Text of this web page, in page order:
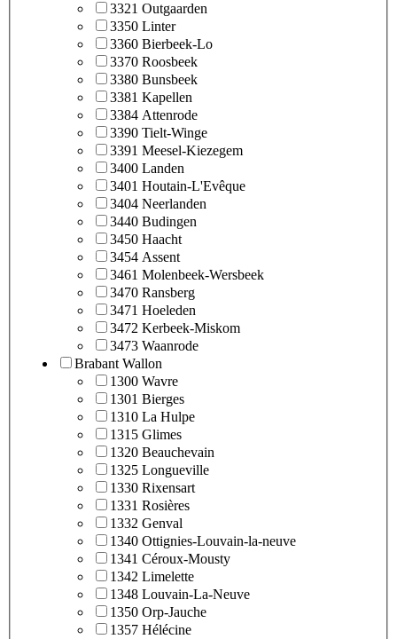
3321 Outgaarden
3350 Linter
3360 Bierbeek-Lo
3370 Roosbeek
3380 Bunsbeek
3381 Kapellen
3384 Attenrode
3390 Tielt-Winge
3391 Meesel-Kiezegem
3400 Landen
3401 Houtain-L'Evêque
3404 Neerlanden
3440 Budingen
3450 Haacht
3454 Assent
3461 Molenbeek-Wersbeek
3470 Ransberg
3471 Hoeleden
3472 Kerbeek-Miskom
3473 Waanrode
Brabant Wallon
1300 Wavre
1301 Bierges
1310 La Hulpe
1315 Glimes
1320 Beauchevain
1325 Longueville
1330 Rixensart
1331 Rosières
1332 Genval
1340 Ottignies-Louvain-la-neuve
1341 Céroux-Mousty
1342 Limelette
1348 Louvain-La-Neuve
1350 Orp-Jauche
1357 Hélécine